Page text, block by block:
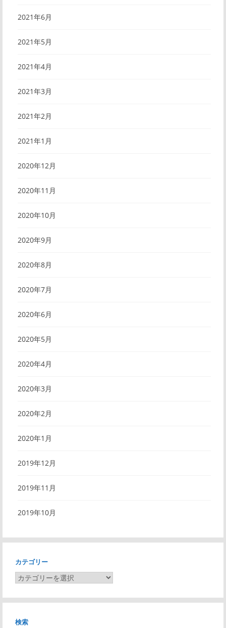
2021年6月
2021年5月
2021年4月
2021年3月
2021年2月
2021年1月
2020年12月
2020年11月
2020年10月
2020年9月
2020年8月
2020年7月
2020年6月
2020年5月
2020年4月
2020年3月
2020年2月
2020年1月
2019年12月
2019年11月
2019年10月
カテゴリー
カ
ゴ
リ
検索